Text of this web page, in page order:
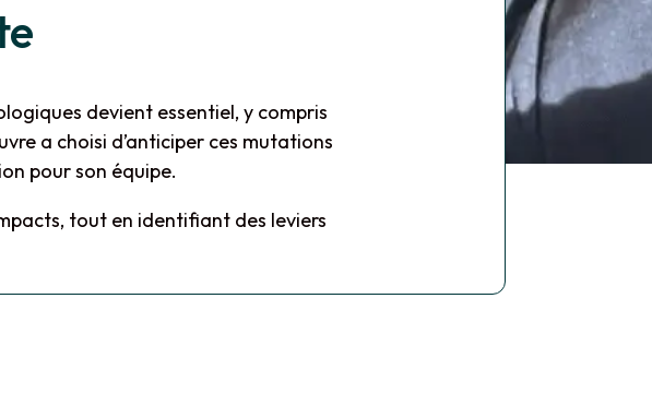
devient essentiel, y compris
a choisi d’anticiper ces mutations
pour son équipe.
tout en identifiant des leviers